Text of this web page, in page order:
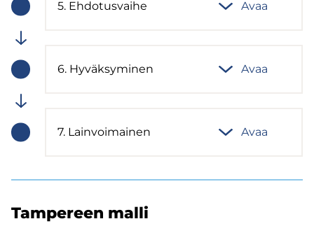
5. Eh­do­tus­vai­he
Vaiheen
Avaa
6. Hy­väk­sy­mi­nen
Vaiheen
Avaa
7. Lain­voi­mai­nen
Vaiheen
Avaa
Tam­pe­reen malli